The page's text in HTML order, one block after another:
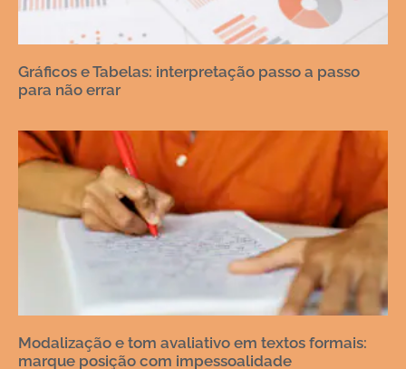
Gráficos e Tabelas: interpretação passo a passo
para não errar
Modalização e tom avaliativo em textos formais:
marque posição com impessoalidade